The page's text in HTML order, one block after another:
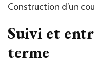
Construction d’un
Suivi et
terme